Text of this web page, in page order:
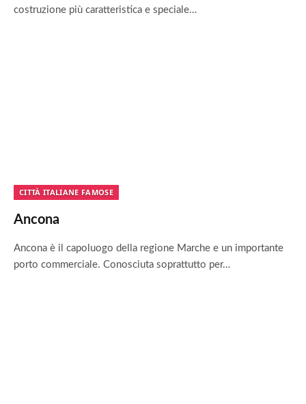
costruzione più caratteristica e speciale…
CITTÀ ITALIANE FAMOSE
Ancona
Ancona è il capoluogo della regione Marche e un importante
porto commerciale. Conosciuta soprattutto per…